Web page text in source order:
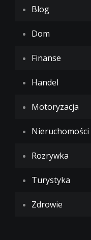
Blog
Dom
Finanse
Handel
Motoryzacja
Nieruchomości
Rozrywka
Turystyka
Zdrowie